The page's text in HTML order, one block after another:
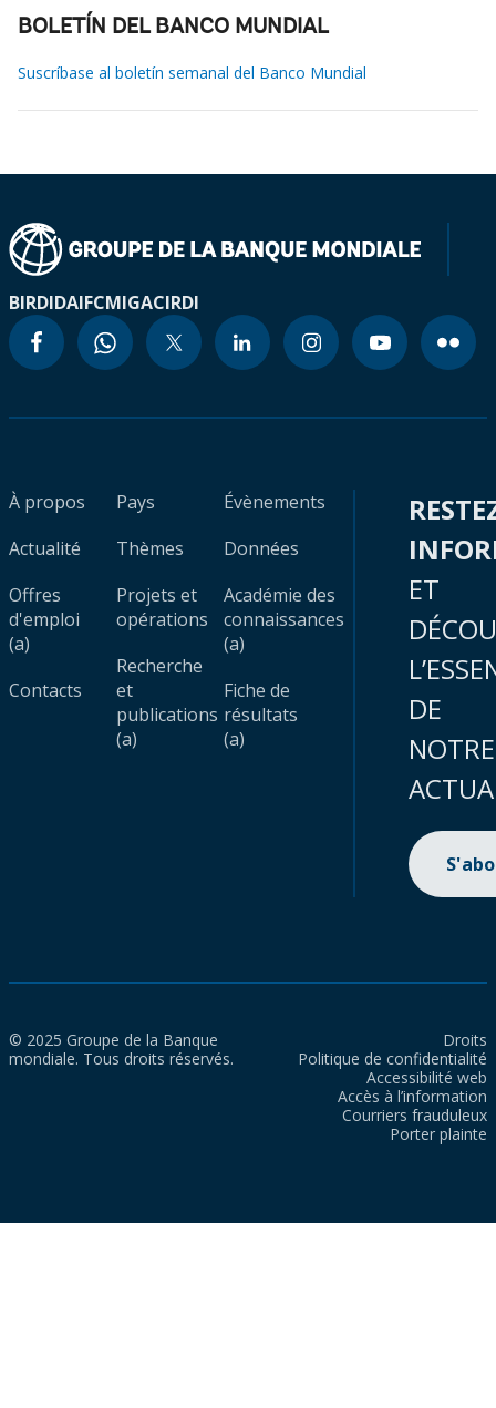
BOLETÍN DEL BANCO MUNDIAL
Suscríbase al boletín semanal del Banco Mundial
BIRDIDAIFCMIGACIRDI
À propos
Actualité
Offres
d'emploi
(a)
Contacts
Pays
Thèmes
Projets et
opérations
Recherche
et
publications
(a)
Évènements
Données
Académie des
connaissances
(a)
Fiche de
résultats
(a)
ET
DE
NOTRE
© 2025 Groupe de la Banque
mondiale. Tous droits réservés.
Droits
Politique de confidentialité
Accessibilité web
Accès à l’information
Courriers frauduleux
Porter plainte